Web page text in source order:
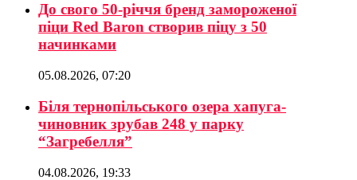
До свого 50-річчя бренд замороженої
піци Red Baron створив піцу з 50
начинками
05.08.2026, 07:20
Біля тернопільського озера хапуга-
чиновник зрубав 248 у парку
“Загребелля”
04.08.2026, 19:33